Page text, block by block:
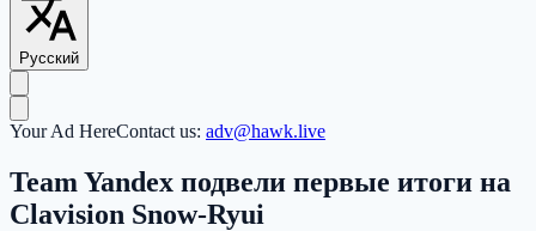
Русский
Your Ad HereContact us: adv@hawk.live
Team Yandex подвели первые итоги на
Clavision Snow-Ryui